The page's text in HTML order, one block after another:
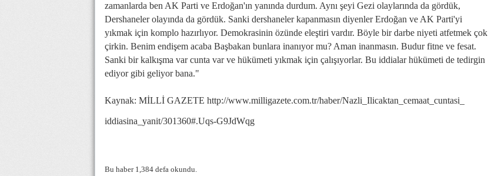
zamanlarda ben AK Parti ve Erdoğan'ın yanında durdum. Aynı şeyi Gezi olaylarında da gördük,
Dershaneler olayında da gördük. Sanki dershaneler kapanmasın diyenler Erdoğan ve AK Parti'yi
yıkmak için komplo hazırlıyor. Demokrasinin özünde eleştiri vardır. Böyle bir darbe niyeti atfetmek çok
çirkin. Benim endişem acaba Başbakan bunlara inanıyor mu? Aman inanmasın. Budur fitne ve fesat.
Sanki bir kalkışma var cunta var ve hükümeti yıkmak için çalışıyorlar. Bu iddialar hükümeti de tedirgin
ediyor gibi geliyor bana."
Kaynak: MİLLİ GAZETE http://www.milligazete.com.tr/haber/Nazli_Ilicaktan_cemaat_cuntasi_
iddiasina_yanit/301360#.Uqs-G9JdWqg
Bu haber 1,384 defa okundu.